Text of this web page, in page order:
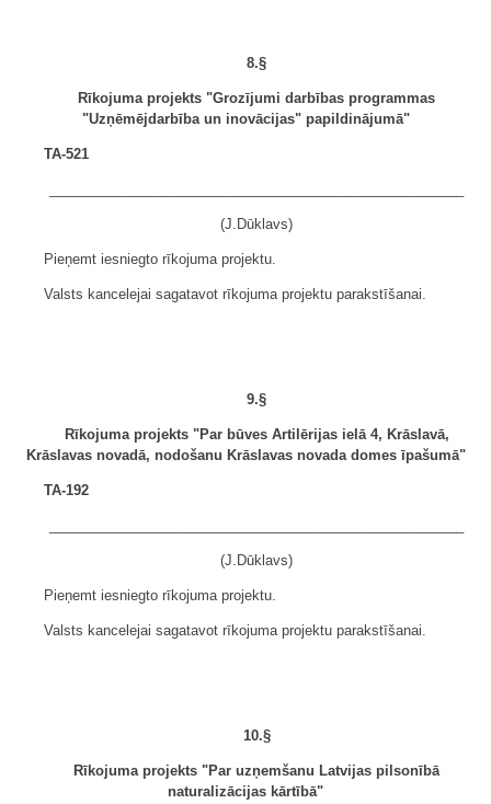
8.§
Rīkojuma projekts "Grozījumi darbības programmas
"Uzņēmējdarbība un inovācijas" papildinājumā"
TA-521
(J.Dūklavs)
Pieņemt iesniegto rīkojuma projektu.
Valsts kancelejai sagatavot rīkojuma projektu parakstīšanai.
9.§
Rīkojuma projekts "Par būves Artilērijas ielā 4, Krāslavā,
Krāslavas novadā, nodošanu Krāslavas novada domes īpašumā"
TA-192
(J.Dūklavs)
Pieņemt iesniegto rīkojuma projektu.
Valsts kancelejai sagatavot rīkojuma projektu parakstīšanai.
10.§
Rīkojuma projekts "Par uzņemšanu Latvijas pilsonībā
naturalizācijas kārtībā"